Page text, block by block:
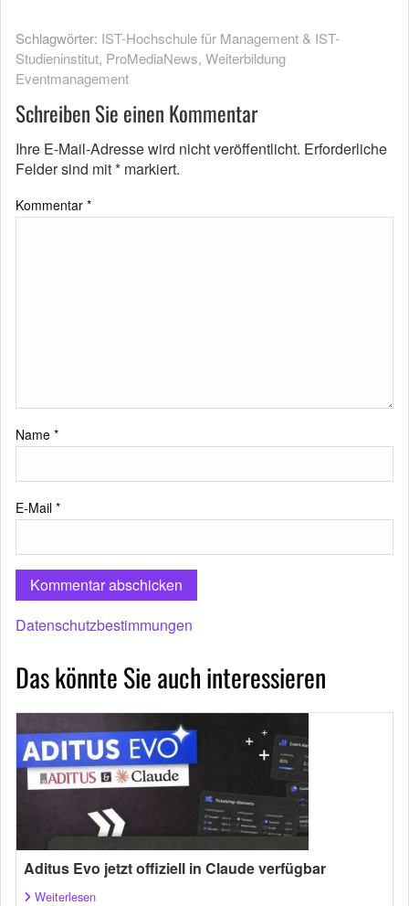
Schlagwörter: IST-Hochschule für Management & IST-
Studieninstitut, ProMediaNews, Weiterbildung
Eventmanagement
Schreiben Sie einen Kommentar
Ihre E-Mail-Adresse wird nicht veröffentlicht. Erforderliche
Felder sind mit* markiert.
Kommentar *
Name *
E-Mail *
Datenschutzbestimmungen
Das könnte Sie auch interessieren
Aditus Evo jetzt offiziell in Claude verfügbar
Weiterlesen